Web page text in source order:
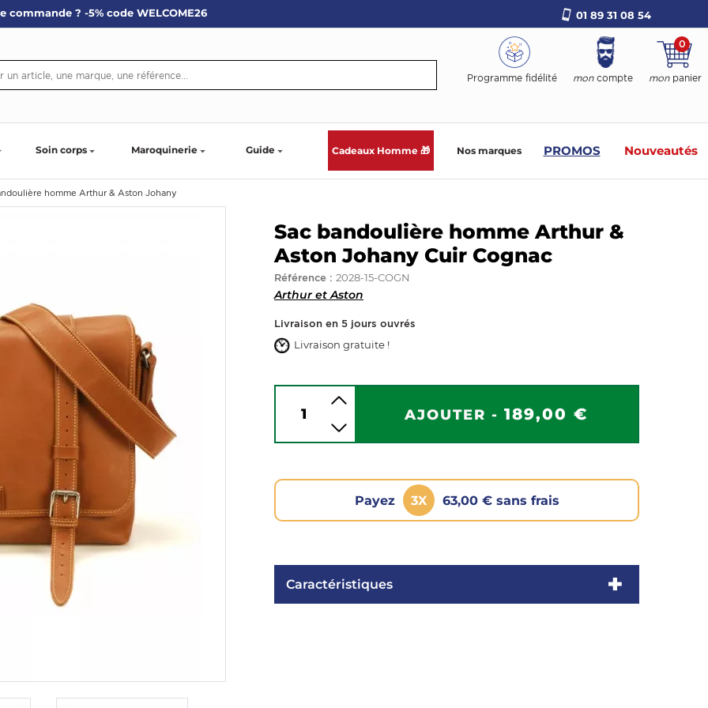
commande ? -5% code WELCOME26 01 89 31 08 54
Programme fidélité mon compte mon panier
0
Soin corps Maroquinerie Guide Cadeaux Homme 🎁 Nos marques PROMOS Nouveautés
homme Arthur & Aston Johany
Sac bandoulière homme Arthur &
Aston Johany Cuir Cognac
Référence : 2028-15-COGN
Arthur et Aston
Livraison en 5 jours ouvrés
Livraison gratuite !
AJOUTER - 189,00 €
Payez 3X 63,00 € sans frais
Caractéristiques